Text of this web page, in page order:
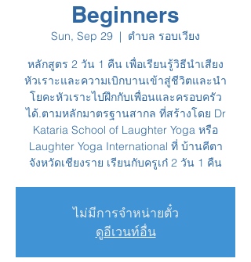
Beginners
Sun, Sep 29
  |
ตำบล รอบเวียง
หลักสูตร 2 วัน 1 คืน เพื่อเรียนรู้วิธีนำเสียง
หัวเราะและความเบิกบานเข้าสู่ชีวิตและนำ
โยคะหัวเราะไปฝึกกับเพื่อนและครอบครัว
ได้.ตามหลักมาตรฐานสากล ที่สร้างโดย Dr
Kataria School of Laughter Yoga หรือ
Laughter Yoga International ที่ บ้านคีตา
จังหวัดเชียงราย เรียนกับครูเก๋ 2 วัน 1 คืน
ไม่มีการจำหน่ายตั๋ว
ดูอีเวนท์อื่น